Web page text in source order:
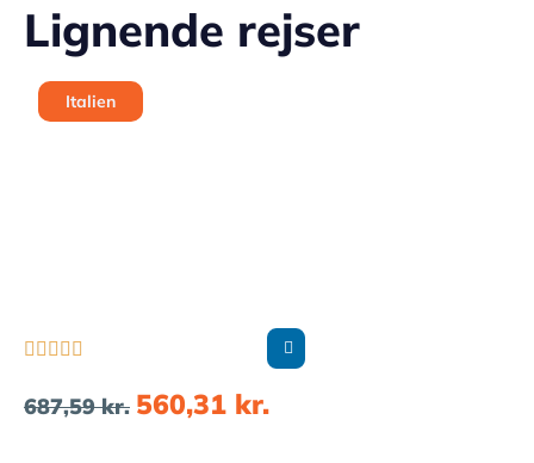
Lignende rejser
Italien
    
687,59kr. 560,31 kr.